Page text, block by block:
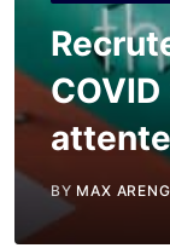
BY MAX